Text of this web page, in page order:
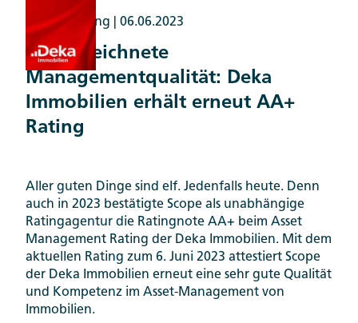
Auszeichnung | 06.06.2023
Ausgezeichnete
Managementqualität: Deka
Immobilien erhält erneut AA+
Rating
Aller guten Dinge sind elf. Jedenfalls heute. Denn
auch in 2023 bestätigte Scope als unabhängige
Ratingagentur die Ratingnote AA+ beim Asset
Management Rating der Deka Immobilien. Mit dem
aktuellen Rating zum 6. Juni 2023 attestiert Scope
der Deka Immobilien erneut eine sehr gute Qualität
und Kompetenz im Asset-Management von
Immobilien.